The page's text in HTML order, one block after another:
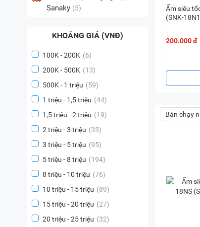
Sanaky (5)
KHOẢNG GIÁ (VNĐ)
100K - 200K (6)
200K - 500K (13)
500K - 1 triệu (59)
1 triệu - 1,5 triệu (44)
1,5 triệu - 2 triệu (19)
2 triệu - 3 triệu (33)
3 triệu - 5 triệu (95)
5 triệu - 8 triệu (194)
8 triệu - 10 triệu (76)
10 triệu - 15 triệu (89)
15 triệu - 20 triệu (27)
20 triệu - 25 triệu (32)
Ấm siêu
(SNK-
200.000 đ
Bán chạy